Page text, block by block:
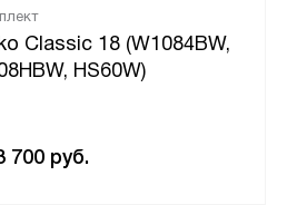
Classic 18 (W1084BW,
HS60W)
700 руб.